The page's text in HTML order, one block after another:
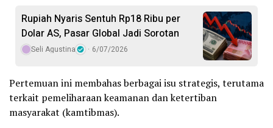
Rupiah Nyaris Sentuh Rp18 Ribu per
Dolar AS, Pasar Global Jadi Sorotan
Seli Agustina 6/07/2026
Pertemuan ini membahas berbagai isu strategis, terutama
terkait pemeliharaan keamanan dan ketertiban
masyarakat (kamtibmas).